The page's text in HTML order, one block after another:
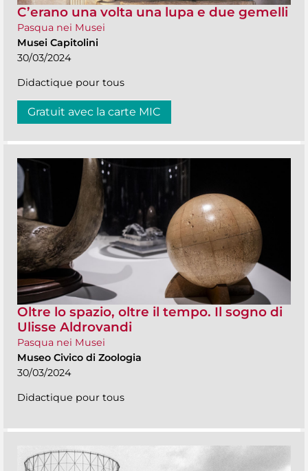
C’erano una volta una lupa e due gemelli
Pasqua nei Musei
Musei Capitolini
30/03/2024
Didactique pour tous
Gratuit avec la carte MIC
Oltre lo spazio, oltre il tempo. Il sogno di
Ulisse Aldrovandi
Pasqua nei Musei
Museo Civico di Zoologia
30/03/2024
Didactique pour tous